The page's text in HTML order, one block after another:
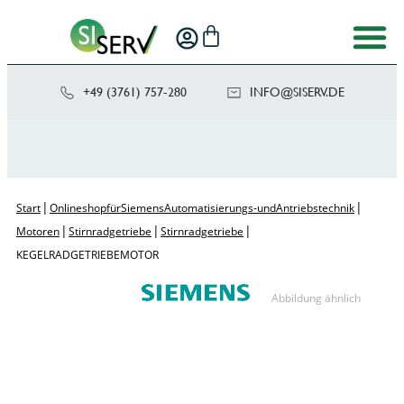
+49 (3761) 757-280 ED.VRE
SIS@OF
NI
Start | Onlineshop für Siemens Automatisierungs- und Antriebstechnik |
Motoren | Stirnradgetriebe | Stirnradgetriebe |
KEGELRADGETRIEBEMOTOR
Abbildung ähnlich